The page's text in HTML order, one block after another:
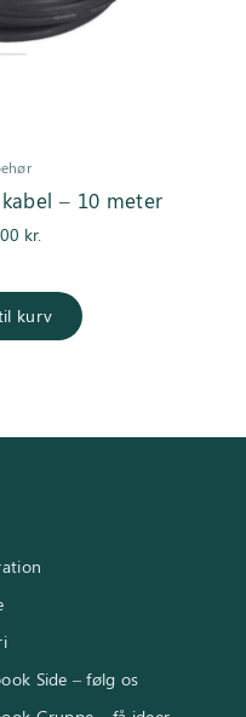
– 10 meter
kr.
kurv
Side – følg os